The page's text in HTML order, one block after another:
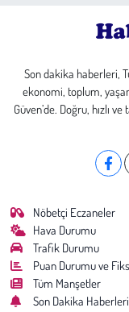
Son dakika haberleri,
ekonomi, toplum,
Güven’de. Doğru, hızlı
Nöbetçi Eczaneler
Hava Durumu
Trafik Durumu
Puan Durumu ve
Tüm Manşetler
Son Dakika Haberleri